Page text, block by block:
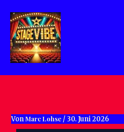
Inhalt
springen
VonMarc Lohse / 30. Juni 2026